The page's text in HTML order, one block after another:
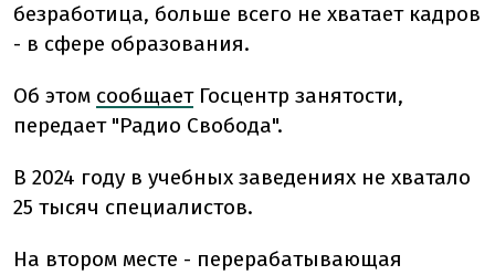
безработица, больше всего не хватает кадров
- в сфере образования.
Об этом сообщаетГосцентр занятости,
передает "Радио Свобода".
В 2024 году в учебных заведениях не хватало
25 тысяч специалистов.
На втором месте - перерабатывающая